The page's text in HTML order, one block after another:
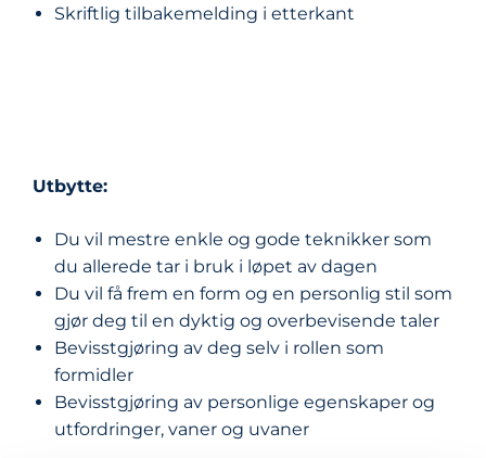
Skriftlig tilbakemelding i etterkant
Utbytte:
Du vil mestre enkle og gode teknikker som
du allerede tar i bruk i løpet av dagen
Du vil få frem en form og en personlig stil som
gjør deg til en dyktig og overbevisende taler
Bevisstgjøring av deg selv i rollen som
formidler
Bevisstgjøring av personlige egenskaper og
utfordringer, vaner og uvaner